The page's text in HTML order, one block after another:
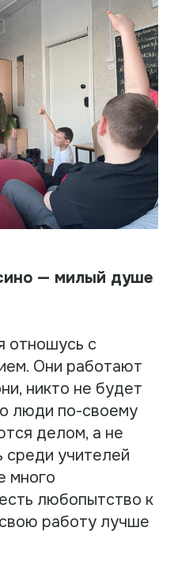
— милый душе
отношусь с
Они работают
никто не будет
люди по-своему
делом, а не
среди учителей
много
любопытство к
работу лучше